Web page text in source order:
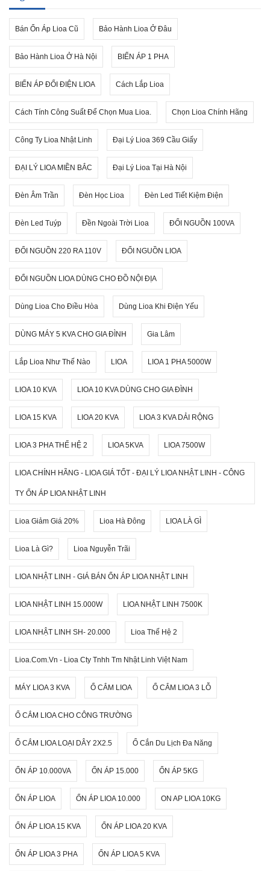
Bán Ổn Áp Lioa Cũ Bảo Hành Lioa Ở Đâu
Bảo Hành Lioa Ở Hà Nội BIẾN ÁP 1 PHA
BIẾN ÁP ĐỔI ĐIỆN LIOA Cách Lắp Lioa
Cách Tính Công Suất Để Chọn Mua Lioa. Chọn Lioa Chính Hãng
Công Ty Lioa Nhật Linh Đại Lý Lioa 369 Cầu Giấy
ĐẠI LÝ LIOA MIỀN BẮC Đại Lý Lioa Tại Hà Nội
Đèn Âm Trần Đèn Học Lioa Đèn Led Tiết Kiệm Điện
Đèn Led Tuýp Đền Ngoài Trời Lioa ĐỔI NGUỒN 100VA
ĐỔI NGUỒN 220 RA 110V ĐỔI NGUỒN LIOA
ĐỔI NGUỒN LIOA DÙNG CHO ĐỒ NỘI ĐỊA
Dùng Lioa Cho Điều Hòa Dùng Lioa Khi Điện Yếu
DÙNG MÁY 5 KVA CHO GIA ĐÌNH Gia Lâm
Lắp Lioa Như Thế Nào LIOA LIOA 1 PHA 5000W
LIOA 10 KVA LIOA 10 KVA DÙNG CHO GIA ĐÌNH
LIOA 15 KVA LIOA 20 KVA LIOA 3 KVA DẢI RỘNG
LIOA 3 PHA THẾ HỆ 2 LIOA 5KVA LIOA 7500W
LIOA CHÍNH HÃNG - LIOA GIÁ TỐT - ĐẠI LÝ LIOA NHẬT LINH - CÔNG
TY ỔN ÁP LIOA NHẬT LINH
Lioa Giảm Giá 20% Lioa Hà Đông LIOA LÀ GÌ
Lioa Là Gì? Lioa Nguyễn Trãi
LIOA NHẬT LINH - GIÁ BÁN ỔN ÁP LIOA NHẬT LINH
LIOA NHẬT LINH 15.000W LIOA NHẬT LINH 7500K
LIOA NHẬT LINH SH- 20.000 Lioa Thế Hệ 2
Lioa.com.vn - Lioa Cty Tnhh Tm Nhật Linh Việt Nam
MÁY LIOA 3 KVA Ổ CẮM LIOA Ổ CẮM LIOA 3 LỖ
Ổ CẮM LIOA CHO CÔNG TRƯỜNG
Ổ CẮM LIOA LOẠI DÂY 2X2.5 Ổ Cắn Du Lịch Đa Năng
ỔN ÁP 10.000VA ỔN ÁP 15.000 ỔN ÁP 5KG
ỔN ÁP LIOA ỔN ÁP LIOA 10.000 ON AP LIOA 10KG
ỔN ÁP LIOA 15 KVA ỔN ÁP LIOA 20 KVA
ỔN ÁP LIOA 3 PHA ỔN ÁP LIOA 5 KVA